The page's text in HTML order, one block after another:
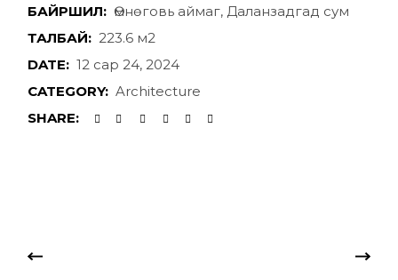
БАЙРШИЛ: Өмнөговь аймаг, Даланзадгад сум
ТАЛБАЙ: 223.6 м2
DATE: 12 сар 24, 2024
CATEGORY: Architecture
SHARE: